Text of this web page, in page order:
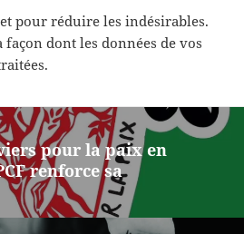
pour réduire les indésirables.
dont les données de vos
.
pour la paix en
renforce sa